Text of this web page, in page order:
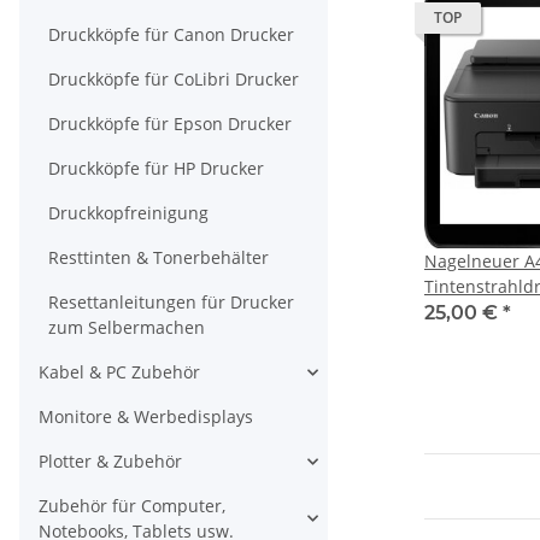
TOP
Nagelneuer
25,00 € *
Druckköpfe für Canon Drucker
Druckköpfe für CoLibri Drucker
Druckköpfe für Epson Drucker
Druckköpfe für HP Drucker
Druckkopfreinigung
Resttinten & Tonerbehälter
Resettanleitungen für Drucker
zum Selbermachen
Kabel & PC Zubehör
Monitore & Werbedisplays
Plotter & Zubehör
Zubehör für Computer,
Notebooks, Tablets usw.